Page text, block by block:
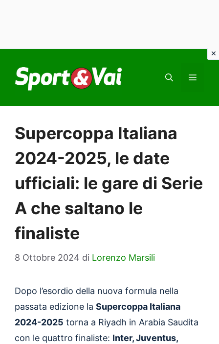
contenuto
Supercoppa Italiana
2024-2025, le date
ufficiali: le gare di Serie
A che saltano le
finaliste
8 Ottobre 2024 di Lorenzo Marsili
Dopo l’esordio della nuova formula nella
passata edizione la Supercoppa Italiana
2024-2025 torna a Riyadh in Arabia Saudita
con le quattro finaliste: Inter, Juventus,